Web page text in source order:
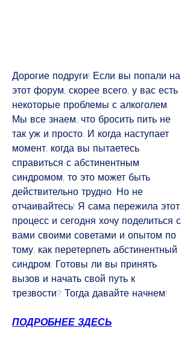
Дорогие подруги! Если вы попали на
этот форум, скорее всего, у вас есть
некоторые проблемы с алкоголем.
Мы все знаем, что бросить пить не
так уж и просто. И когда наступает
момент, когда вы пытаетесь
справиться с абстинентным
синдромом, то это может быть
действительно трудно. Но не
отчаивайтесь! Я сама пережила этот
процесс и сегодня хочу поделиться с
вами своими советами и опытом по
тому, как перетерпеть абстинентный
синдром. Готовы ли вы принять
вызов и начать свой путь к
трезвости? Тогда давайте начнем!
ПОДРОБНЕЕ ЗДЕСЬ